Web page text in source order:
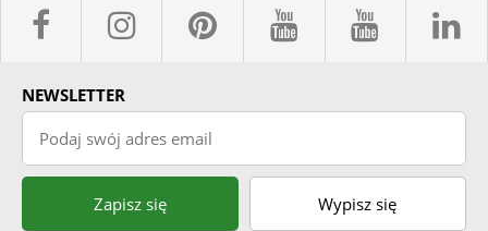
facebook sklepyBELPOL
instagram
pinterestyoutube
NEWSLETTER
Podaj swój adres email
Zapisz się Wypisz się